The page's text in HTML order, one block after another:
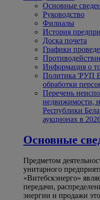
Основные
Руководство
Филиалы
История
Доска почета
Графики
Информация о
Политика 'РУП
обработки
Перечень
недвижимости,
Республики
аукционах в
Основные
Предметом
унитарного
«Витебскэнерго»
передачи,
энергии и продажи